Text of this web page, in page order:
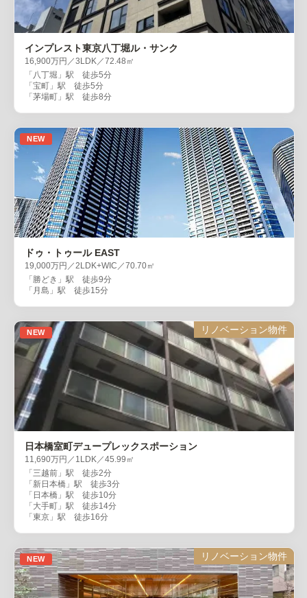
インプレスト東京八丁堀ル・サンク
16,900万円／3LDK／72.48㎡
「八丁堀」駅 徒歩5分
「宝町」駅 徒歩5分
「茅場町」駅 徒歩8分
NEW
ドゥ・トゥール EAST
19,000万円／2LDK+WIC／70.70㎡
「勝どき」駅 徒歩9分
「月島」駅 徒歩15分
NEW リノベーション物件
日本橋室町デュープレックスポーション
11,690万円／1LDK／45.99㎡
「三越前」駅 徒歩2分
「新日本橋」駅 徒歩3分
「日本橋」駅 徒歩10分
「大手町」駅 徒歩14分
「東京」駅 徒歩16分
NEW リノベーション物件